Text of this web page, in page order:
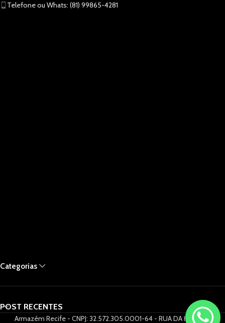
Telefone ou Whats: (81) 99865-4281
Categorias
POST RECENTES
Armazém Recife - CNPJ: 32.572.305.0001-64 - RUA DA HORA 61,